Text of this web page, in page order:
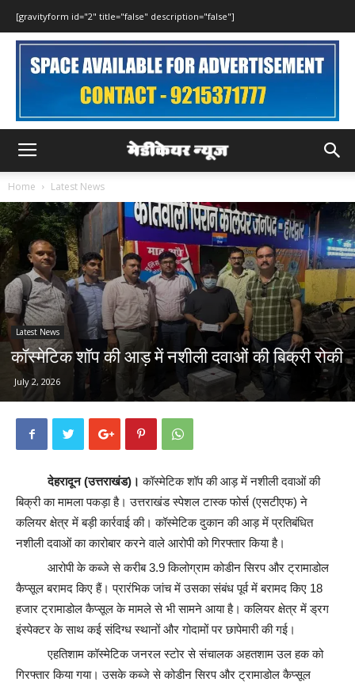
[gravityform id="2" title="false" description="false"]
Home Latest News
Latest News
कॉस्मेटिक शॉप की आड़ में नशीली दवाओं की बिक्री रोकी
July 2, 2026
देहरादून (उत्तराखंड)। कॉस्मेटिक शॉप की आड़ में नशीली दवाओं की
बिक्री का मामला पकड़ा है। उत्तराखंड स्पेशल टास्क फोर्स (एसटीएफ) ने
कलियर क्षेत्र में बड़ी कार्रवाई की। कॉस्मेटिक दुकान की आड़ में प्रतिबंधित
नशीली दवाओं का कारोबार करने वाले आरोपी को गिरफ्तार किया है।
आरोपी के कब्जे से करीब 3.9 किलोग्राम कोडीन सिरप और ट्रामाडोल
कैप्सूल बरामद किए हैं। प्रारंभिक जांच में उसका संबंध पूर्व में बरामद किए 18
हजार ट्रामाडोल कैप्सूल के मामले से भी सामने आया है। कलियर क्षेत्र में ड्रग
इंस्पेक्टर के साथ कई संदिग्ध स्थानों और गोदामों पर छापेमारी की गई।
एहतिशाम कॉस्मेटिक जनरल स्टोर से संचालक अहतशाम उल हक को
गिरफ्तार किया गया। उसके कब्जे से कोडीन सिरप और ट्रामाडोल कैप्सूल